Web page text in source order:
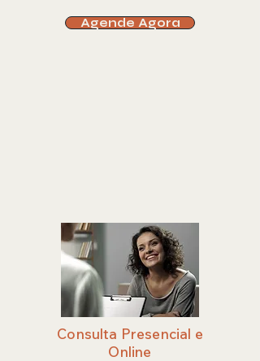
Agende Agora
Consulta Presencial e
Online